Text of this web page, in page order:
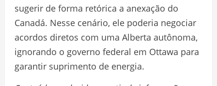
sugerir de forma retórica a anexação do
Canadá. Nesse cenário, ele poderia negociar
acordos diretos com uma Alberta autônoma,
ignorando o governo federal em Ottawa para
garantir suprimento de energia.